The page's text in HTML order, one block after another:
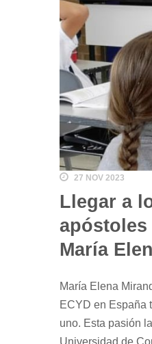
27 NOV 2023
Llegar a
María
María Elena
ECYD en España
uno. Esta pasión